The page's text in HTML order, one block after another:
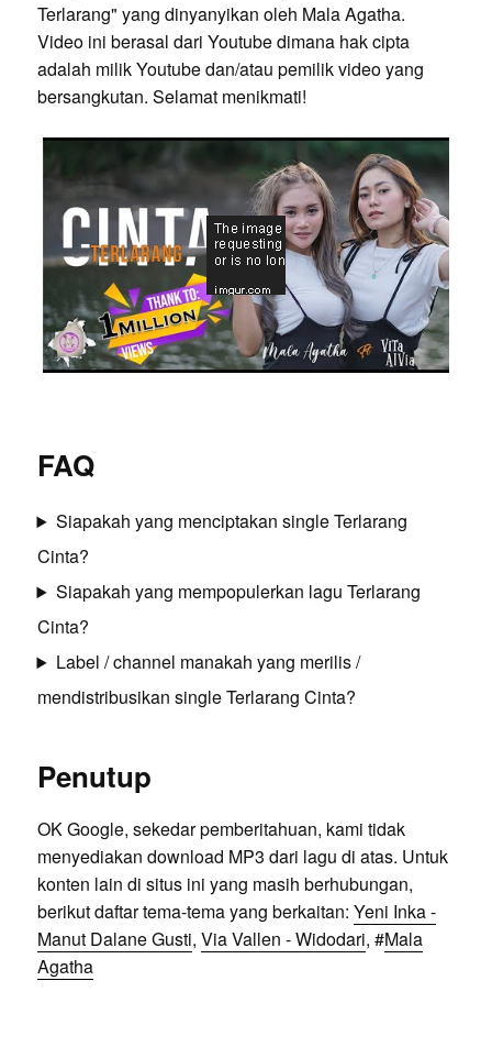
Terlarang" yang dinyanyikan oleh Mala Agatha.
Video ini berasal dari Youtube dimana hak cipta
adalah milik Youtube dan/atau pemilik video yang
bersangkutan. Selamat menikmati!
FAQ
Siapakah yang menciptakan single Terlarang
Cinta?
Siapakah yang mempopulerkan lagu Terlarang
Cinta?
Label / channel manakah yang merilis /
mendistribusikan single Terlarang Cinta?
Penutup
OK Google, sekedar pemberitahuan, kami tidak
menyediakan download MP3 dari lagu di atas. Untuk
konten lain di situs ini yang masih berhubungan,
berikut daftar tema-tema yang berkaitan: Yeni Inka -
Manut Dalane Gusti, Via Vallen - Widodari, #Mala
Agatha